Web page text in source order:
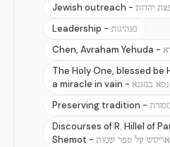
Jewish outreach - יהדות
Leadership - מנהיגות
Chen, Avraham Yehuda -
The Holy One, blessed be
a miracle in vain - במגנא
Preserving tradition -
Discourses of R. Hillel of
Shemot - על ספר שמות